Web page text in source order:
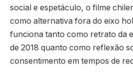
social e espetáculo, o filme
como alternativa fora do eixo
funciona tanto como retrato da
de 2018 quanto como reflexão
consentimento em tempos de